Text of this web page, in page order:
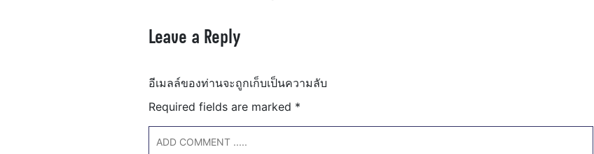
Leave a Reply
อีเมลล์ของท่านจะถูกเก็บเป็นความลับ
Required fields are marked *